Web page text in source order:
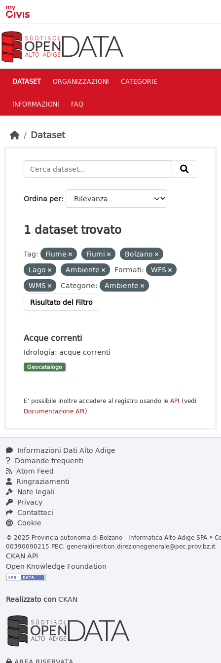
Skip to main content
DATASET ORGANIZZAZIONI CATEGORIE
INFORMAZIONI FAQ
Dataset
Ordina per
1 dataset trovato
Tag: Fiume Fiumi
Bolzano
Lago
Ambiente Formati:
WFS
WMS
Categorie:
Ambiente
Risultato del Filtro
Acque correnti
Idrologia: acque correnti
Geocatalogo
E' possibile inoltre accedere al registro usando le API (vedi
Documentazione API).
Informazioni Dati Alto Adige
Domande frequenti
Atom Feed
Ringraziamenti
Note legali
Privacy
Contattaci
Cookie
© 2025 Provincia autonoma di Bolzano - Informatica Alto Adige SPA •
00390090215 PEC: generaldirektion.direzionegenerale@pec.prov.bz.it
CKAN API
Open Knowledge Foundation
Realizzato conCKAN